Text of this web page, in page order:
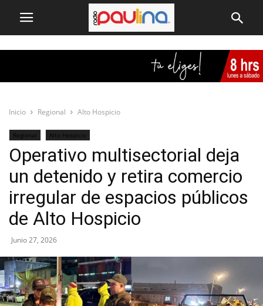
Inicio Regional Alto Hospicio
Regional Alto Hospicio
Operativo multisectorial deja
un detenido y retira comercio
irregular de espacios públicos
de Alto Hospicio
Junio 27, 2026